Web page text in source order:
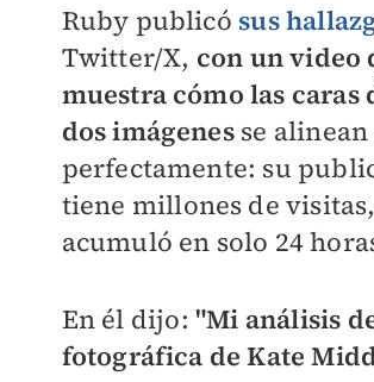
Ruby publicó sus
Twitter/X, con un video
muestra cómo las caras
dos imágenesse alinean
perfectamente: su
tiene millones de
acumuló en solo 24
En él dijo: "Mi análisis
fotográfica de Kate